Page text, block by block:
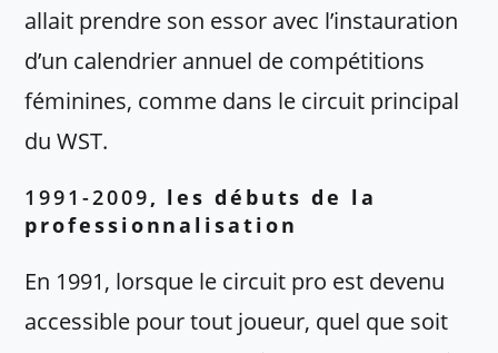
allait prendre son essor avec l’instauration
d’un calendrier annuel de compétitions
féminines, comme dans le circuit principal
du WST.
1991-2009, les débuts de la
professionnalisation
En 1991, lorsque le circuit pro est devenu
accessible pour tout joueur, quel que soit